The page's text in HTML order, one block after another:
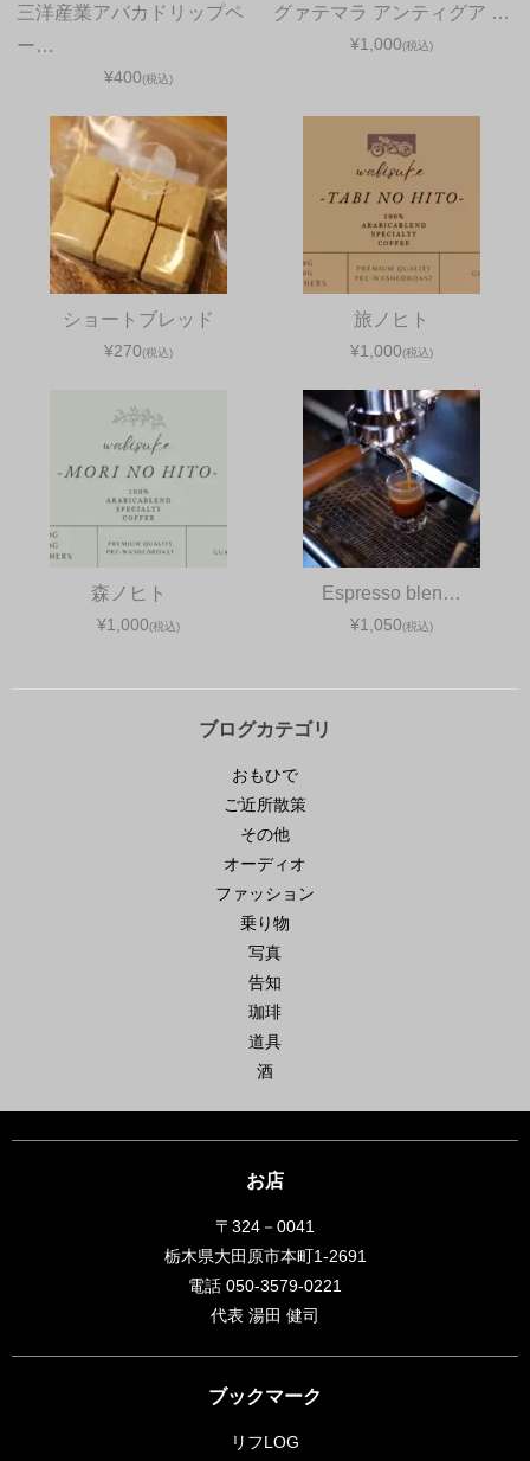
三洋産業アバカドリップペ
ー…
¥400(税込)
グァテマラ アンティグア …
¥1,000(税込)
ショートブレッド
¥270(税込)
旅ノヒト
¥1,000(税込)
森ノヒト
¥1,000(税込)
Espresso blen…
¥1,050(税込)
ブログカテゴリ
おもひで
ご近所散策
その他
オーディオ
ファッション
乗り物
写真
告知
珈琲
道具
酒
お店
〒324－0041
栃木県大田原市本町1-2691
電話 050-3579-0221
代表 湯田 健司
ブックマーク
リフLOG